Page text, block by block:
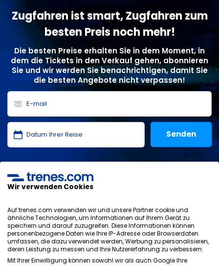
Zugfahren ist smart, Zugfahren zum
besten Preis noch mehr!
Die besten Preise erhalten Sie in dem Moment, in
dem die Tickets in den Verkauf gehen, abonnieren
Sie und wir werden Sie benachrichtigen, damit Sie
die besten Angebote nicht verpassen!
allgemeinen Bedingungen
gelesen und akzeptiere sie.
Datenschutzrichtlinie
AGB
Cookie-Richtlinie
Sicherheitsrichtlinie
Wir verwenden Cookies
Auf trenes.com verwenden wir und unsere Partner cookie und
ähnliche Technologien, um Informationen auf Ihrem Gerät zu
speichern und darauf zuzugreifen. Diese Informationen können
personenbezogene Daten wie Ihre IP-Adresse oder Browserdaten
umfassen, die dazu verwendet werden, Werbung zu personalisieren,
deren Leistung zu messen und Ihre Nutzererfahrung zu verbessern.
Mit Ihrer Einwilligung können sowohl wir als auch Google Ihre